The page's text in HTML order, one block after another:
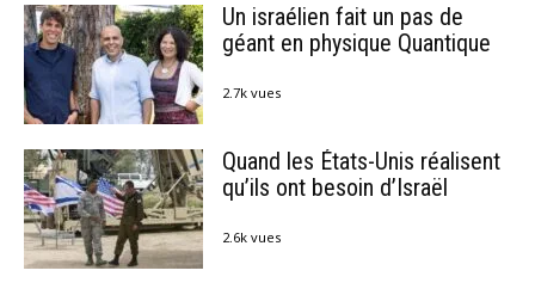
Un israélien fait un pas de
géant en physique Quantique
2.7k vues
Quand les États-Unis réalisent
qu’ils ont besoin d’Israël
2.6k vues